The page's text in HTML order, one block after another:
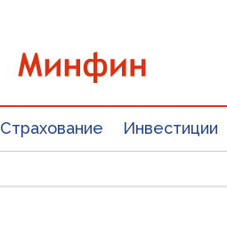
Страхование Инвестиции